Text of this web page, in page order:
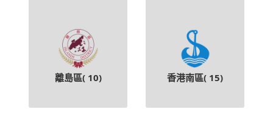
離島區( 10) 香港南區( 15)